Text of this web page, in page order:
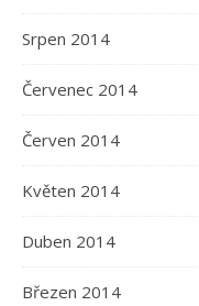
Srpen 2014
Červenec 2014
Červen 2014
Květen 2014
Duben 2014
Březen 2014